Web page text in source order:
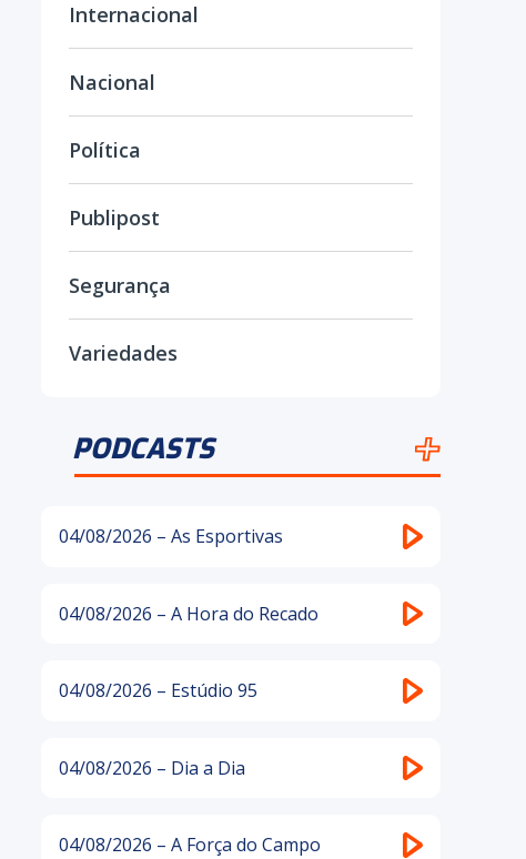
Internacional
Nacional
Política
Publipost
Segurança
Variedades
PODCASTS
04/08/2026 – As Esportivas
04/08/2026 – A Hora do Recado
04/08/2026 – Estúdio 95
04/08/2026 – Dia a Dia
04/08/2026 – A Força do Campo